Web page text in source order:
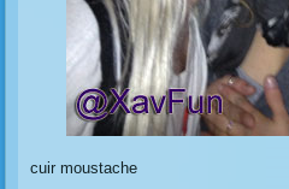
cuir moustache